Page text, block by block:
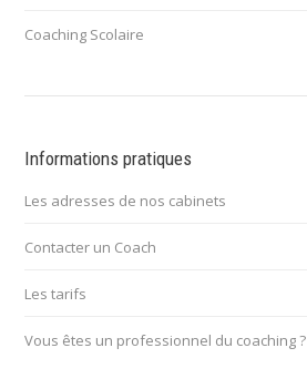
Coaching Scolaire
Informations pratiques
Les adresses de nos cabinets
Contacter un Coach
Les tarifs
Vous êtes un professionnel du coaching ?